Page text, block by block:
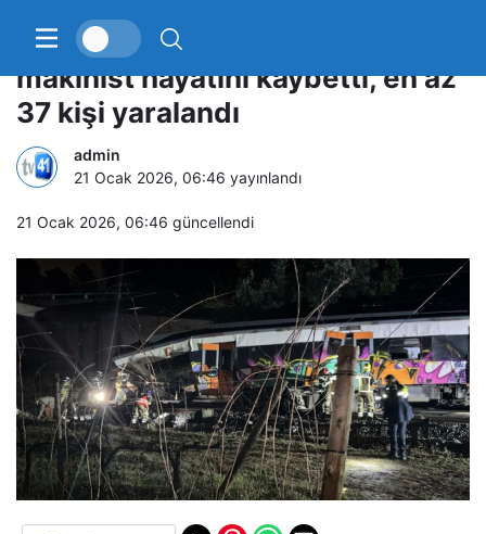
İspanya’da iki tren kazası daha: 1
makinist hayatını kaybetti, en az
37 kişi yaralandı
admin
21 Ocak 2026, 06:46 yayınlandı
21 Ocak 2026, 06:46 güncellendi